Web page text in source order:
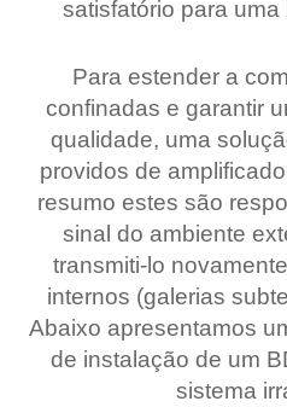
satisfatório para
Para estender a
confinadas e garantir
qualidade, uma
providos de
resumo estes são
sinal do ambiente
transmiti-lo
internos (galerias
Abaixo apresentamos
de instalação de um
sistema